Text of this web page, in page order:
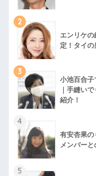
2
エンリケ
定！タイ
3
小池百合子
｜手縫い
紹介！
4
有安杏果の
メンバー
5